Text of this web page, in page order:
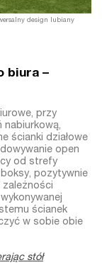
design lubiany
biura –
przy
nabiurkową,
ścianki działowe
open
od strefy
pozytywnie
zależności
ścianek
w sobie obie
stół